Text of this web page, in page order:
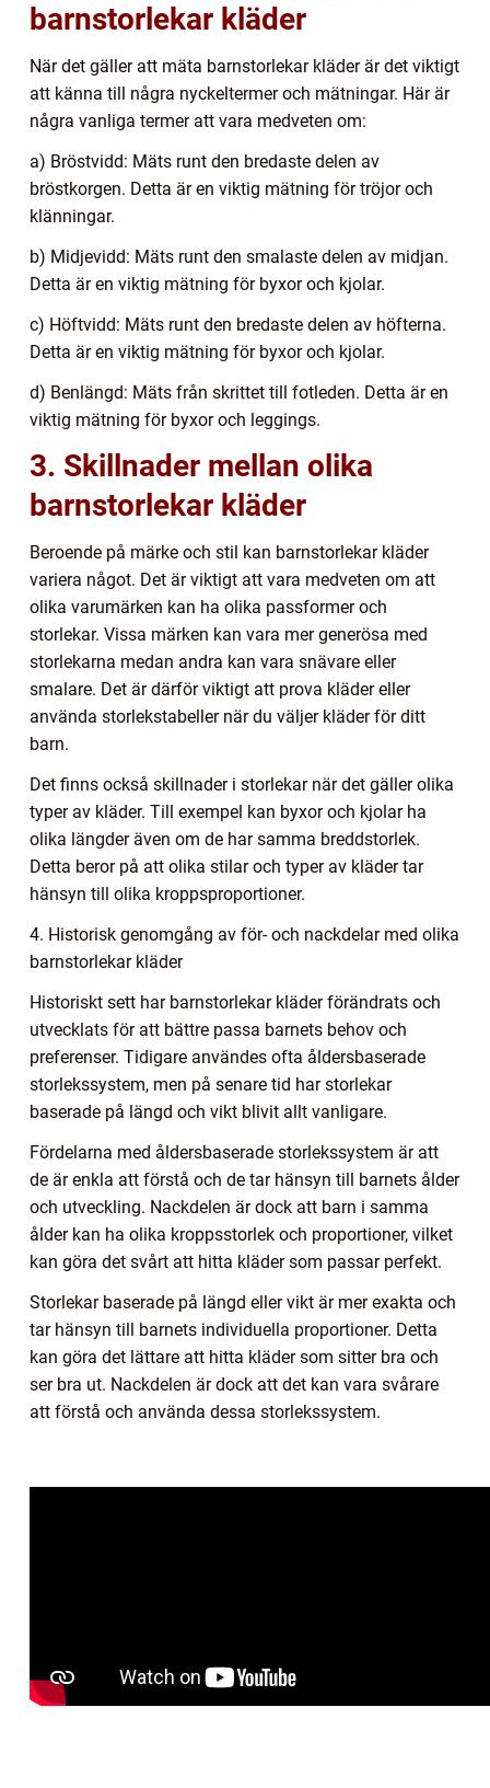
barnstorlekar kläder
När det gäller att mäta barnstorlekar kläder är det viktigt
att känna till några nyckeltermer och mätningar. Här är
några vanliga termer att vara medveten om:
a) Bröstvidd: Mäts runt den bredaste delen av
bröstkorgen. Detta är en viktig mätning för tröjor och
klänningar.
b) Midjevidd: Mäts runt den smalaste delen av midjan.
Detta är en viktig mätning för byxor och kjolar.
c) Höftvidd: Mäts runt den bredaste delen av höfterna.
Detta är en viktig mätning för byxor och kjolar.
d) Benlängd: Mäts från skrittet till fotleden. Detta är en
viktig mätning för byxor och leggings.
3. Skillnader mellan olika
barnstorlekar kläder
Beroende på märke och stil kan barnstorlekar kläder
variera något. Det är viktigt att vara medveten om att
olika varumärken kan ha olika passformer och
storlekar. Vissa märken kan vara mer generösa med
storlekarna medan andra kan vara snävare eller
smalare. Det är därför viktigt att prova kläder eller
använda storlekstabeller när du väljer kläder för ditt
barn.
Det finns också skillnader i storlekar när det gäller olika
typer av kläder. Till exempel kan byxor och kjolar ha
olika längder även om de har samma breddstorlek.
Detta beror på att olika stilar och typer av kläder tar
hänsyn till olika kroppsproportioner.
4. Historisk genomgång av för- och nackdelar med olika
barnstorlekar kläder
Historiskt sett har barnstorlekar kläder förändrats och
utvecklats för att bättre passa barnets behov och
preferenser. Tidigare användes ofta åldersbaserade
storlekssystem, men på senare tid har storlekar
baserade på längd och vikt blivit allt vanligare.
Fördelarna med åldersbaserade storlekssystem är att
de är enkla att förstå och de tar hänsyn till barnets ålder
och utveckling. Nackdelen är dock att barn i samma
ålder kan ha olika kroppsstorlek och proportioner, vilket
kan göra det svårt att hitta kläder som passar perfekt.
Storlekar baserade på längd eller vikt är mer exakta och
tar hänsyn till barnets individuella proportioner. Detta
kan göra det lättare att hitta kläder som sitter bra och
ser bra ut. Nackdelen är dock att det kan vara svårare
att förstå och använda dessa storlekssystem.